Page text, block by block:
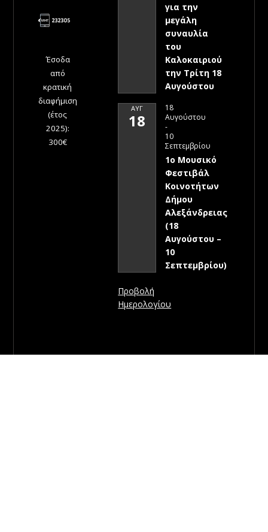
Έσοδα
από
κρατική
διαφήμιση
(έτος
2025):
300€
για την
μεγάλη
συναυλία
του
Καλοκαιριού
την Τρίτη 18
Αυγούστου
ΑΥΓ
18
18
Αυγούστου
-
10
Σεπτεμβρίου
1ο Μουσικό
Φεστιβάλ
Κοινοτήτων
Δήμου
Αλεξάνδρειας
(18
Αυγούστου –
10
Σεπτεμβρίου)